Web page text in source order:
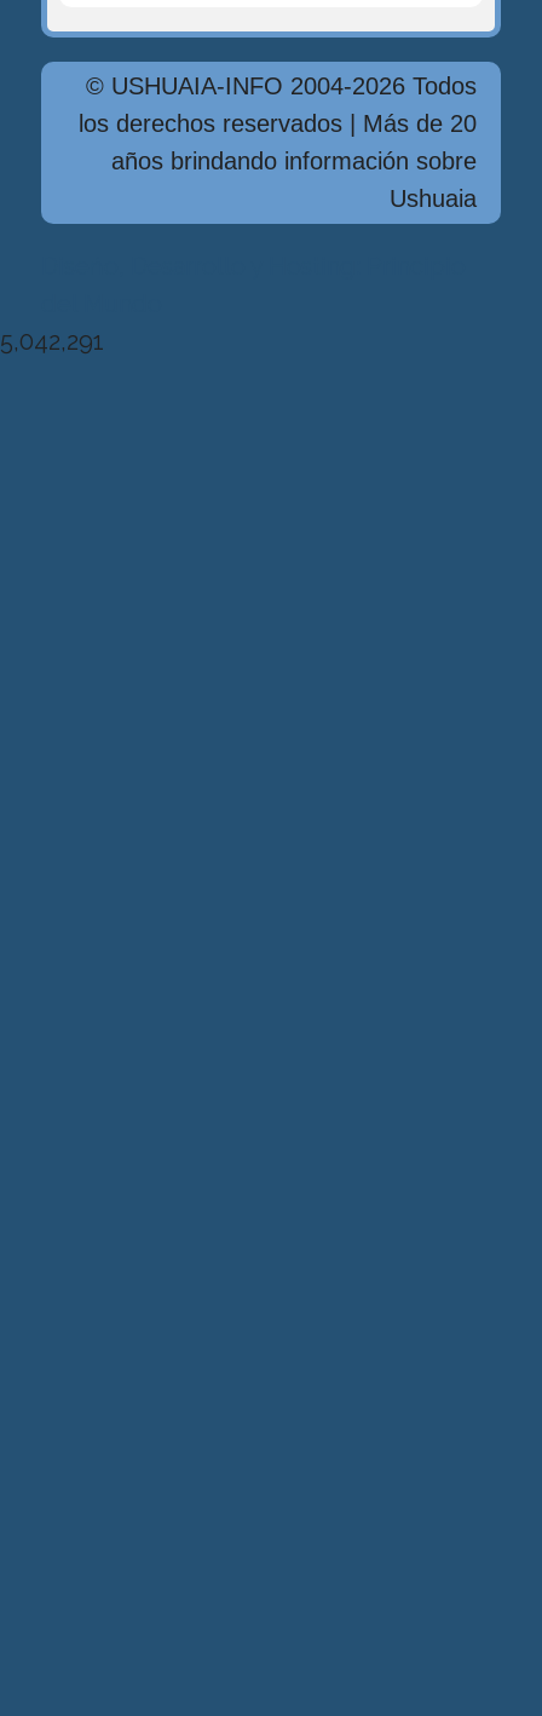
© USHUAIA-INFO 2004-2026 Todos
los derechos reservados | Más de 20
años brindando información sobre
Ushuaia
5,042,291